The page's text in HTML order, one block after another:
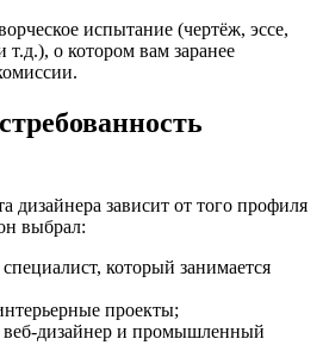
испытание (чертёж, эссе,
о котором вам заранее
дизайнера зависит от того профиля
выбрал:
который занимается
проекты;
веб-дизайнер и промышленный